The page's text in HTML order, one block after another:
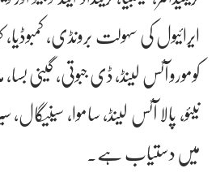
ایرائیول کی سہولت برونڈی،
کومورو آئس لینڈ، ڈی جبوتی، گینی
نیئو، پالا آئس لینڈ، ساموا، سینیگال،
میں دستیاب ہے۔